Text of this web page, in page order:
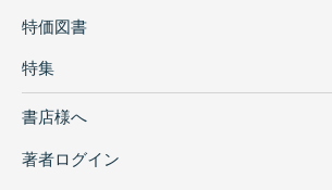
特価図書
特集
書店様へ
著者ログイン